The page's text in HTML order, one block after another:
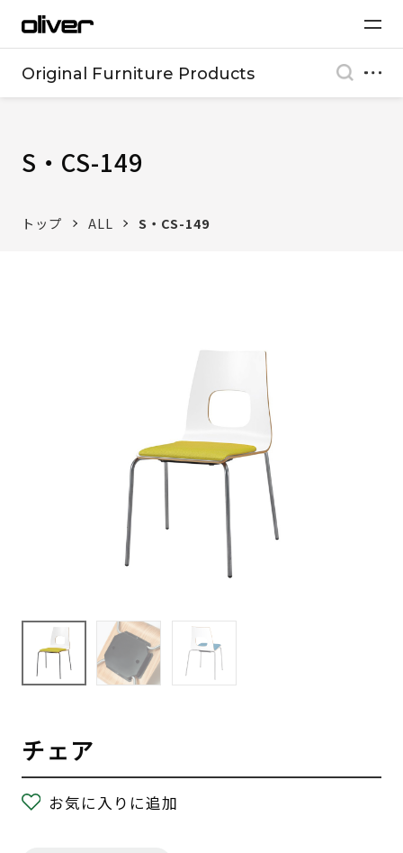
Original Furniture Products
S・CS-149
トップ ALL S・CS-149
チェア
お気に入りに追加